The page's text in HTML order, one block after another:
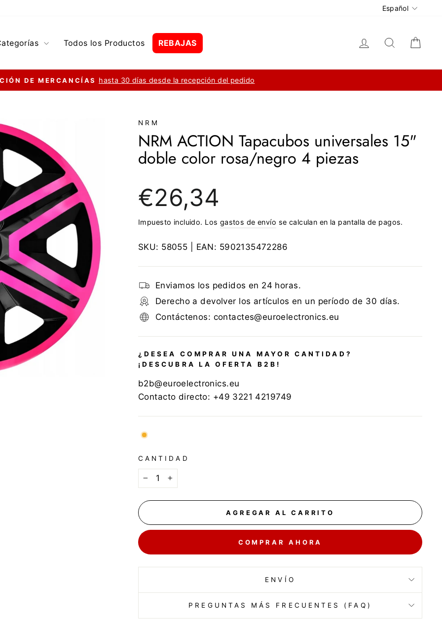
Idioma
Español
Todos los Productos REBAJAS Ingresar Buscar
diapositivas
DE MERCANCÍAS hasta 30 días desde la recepción del pedido
NRM
NRM ACTION Tapacubos universales 15"
doble color rosa/negro 4 piezas
regular
€26,34
Impuesto incluido. Los gastos de envío se calculan en la pantalla de pagos.
SKU: 58055 | EAN: 5902135472286
Enviamos los pedidos en 24 horas.
Derecho a devolver los artículos en un período de 30 días.
Contáctenos: contactes@euroelectronics.eu
¿DESEA COMPRAR UNA MAYOR CANTIDAD?
¡DESCUBRA LA OFERTA B2B!
b2b@euroelectronics.eu
Contacto directo: +49 3221 4219749
CANTIDAD
AGREGAR AL CARRITO
COMPRAR AHORA
ENVÍO
PREGUNTAS MÁS FRECUENTES (FAQ)